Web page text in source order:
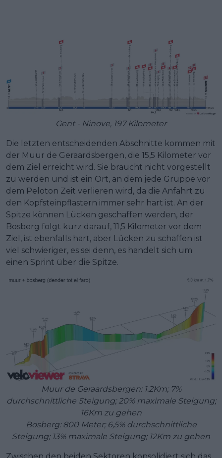
Gent - Ninove, 197 Kilometer
Die letzten entscheidenden Abschnitte kommen mit
der Muur de Geraardsbergen, die 15,5 Kilometer vor
dem Ziel erreicht wird. Sie braucht nicht vorgestellt
zu werden und ist ein Ort, an dem jede Gruppe vor
dem Peloton Zeit verlieren wird, da die Anfahrt zu
den Kopfsteinpflastern immer sehr hart ist. An der
Spitze können Lücken geschaffen werden, der
Bosberg folgt kurz darauf, 11,5 Kilometer vor dem
Ziel, ist ebenfalls hart, aber Lücken zu schaffen ist
viel schwieriger, es sei denn, es handelt sich um
einen Sprint über die Spitze.
Muur de Geraardsbergen: 1.2Km; 7%
durchschnittliche Steigung; 20% maximale Steigung;
16Km zu gehen
Bosberg: 800 Meter; 6,5% durchschnittliche
Steigung; 13% maximale Steigung; 12Km zu gehen
Zwischen den beiden Sektoren konsolidiert sich das